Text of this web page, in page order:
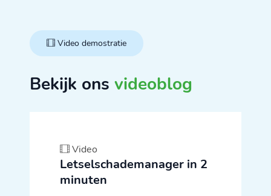
Video demostratie
Bekijk onsvideoblog
Video
Letselschademanager in 2
minuten